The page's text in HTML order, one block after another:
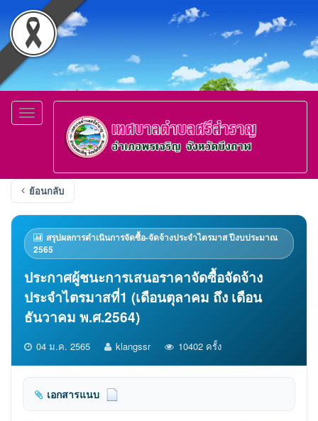
Toggle
navigation
ย้อนกลับ
สรุปผลการดำเนินการจัดซื้อ-จัดจ้างประจำไตรมาส ปีงบประมาณ
2565
ประกาศผู้ชนะการเสนอราคาจัดซื้อจัดจ้าง
ประจำไตรมาสที่1 (เดือนตุลาคม ถึง เดือน
ธันวาคม พ.ศ.2564)
04 ม.ค. 2565 klangssr 10402 ครั้ง
เอกสารแนบ